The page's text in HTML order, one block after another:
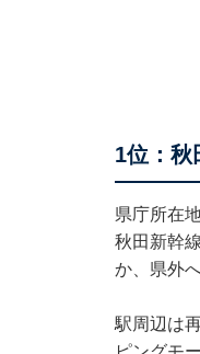
1位：秋
県庁所在
秋田新幹
か、県外
駅周辺は